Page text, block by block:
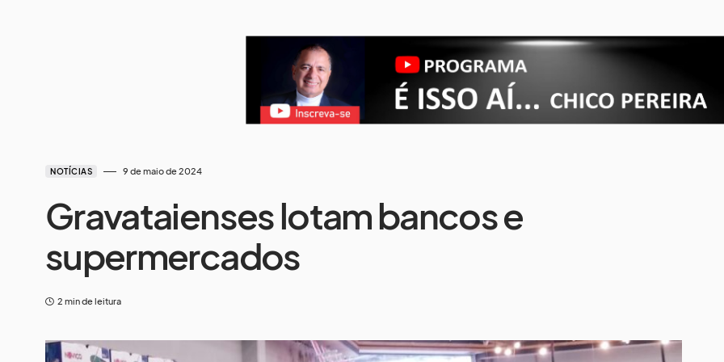
NOTÍCIAS 9 de maio de 2024
Gravataienses lotam bancos e
supermercados
2 min de leitura